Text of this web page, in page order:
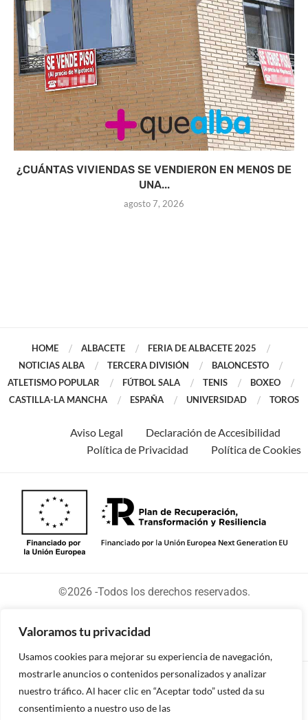
Valoramos tu privacidad
Usamos cookies para mejorar su experiencia de navegación,
mostrarle anuncios o contenidos personalizados y analizar
nuestro tráfico. Al hacer clic en “Aceptar todo” usted da su
consentimiento a nuestro uso de las
¿CUÁNTAS VIVIENDAS SE VENDIERON EN MENOS DE
UNA...
agosto 7, 2026
HOME ALBACETE
FERIA DE ALBACETE 2025
NOTICIAS ALBA
TERCERA DIVISIÓN
BALONCESTO
ATLETISMO POPULAR
FÚTBOL SALA TENIS
BOXEO
CASTILLA-LA MANCHA
ESPAÑA UNIVERSIDAD TOROS
Aviso Legal
Declaración de Accesibilidad
Política de Privacidad
Política de Cookies
©2026 -Todos los derechos reservados.
Diseñado y desarrollado por tu equipo Imedia
Comunicación